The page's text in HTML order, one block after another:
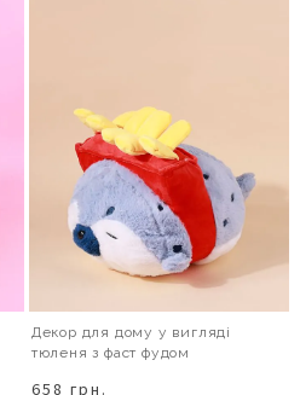
Декор для дому у вигляді
тюленя з фаст фудом
658 грн.